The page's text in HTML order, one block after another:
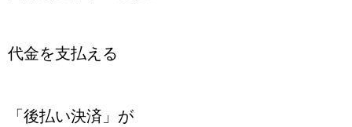
代金を支払える
「後払い決済」が